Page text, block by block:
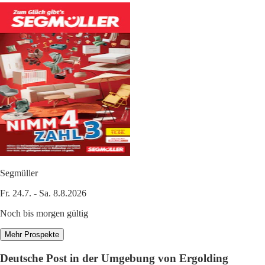
Segmüller
Fr. 24.7. - Sa. 8.8.2026
Noch bis morgen gültig
Mehr Prospekte
Deutsche Post in der Umgebung von Ergolding